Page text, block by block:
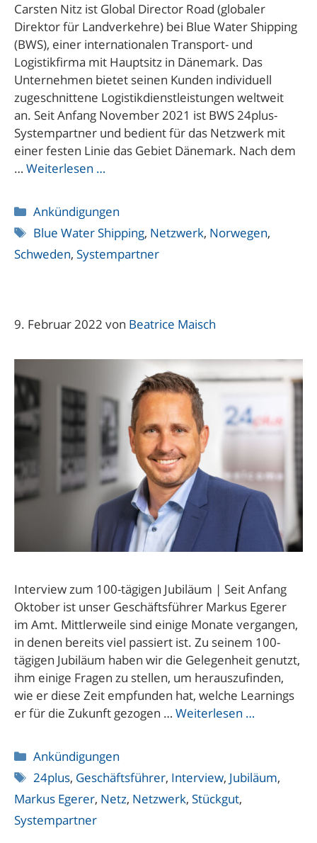
Carsten Nitz ist Global Director Road (globaler
Direktor für Landverkehre) bei Blue Water Shipping
(BWS), einer internationalen Transport- und
Logistikfirma mit Hauptsitz in Dänemark. Das
Unternehmen bietet seinen Kunden individuell
zugeschnittene Logistikdienstleistungen weltweit
an. Seit Anfang November 2021 ist BWS 24plus-
Systempartner und bedient für das Netzwerk mit
einer festen Linie das Gebiet Dänemark. Nach dem
… Weiterlesen …
Kategorien
Ankündigungen
Schlagwörter
Blue Water Shipping, Netzwerk, Norwegen,
Schweden, Systempartner
9. Februar 2022 von Beatrice Maisch
Interview zum 100-tägigen Jubiläum | Seit Anfang
Oktober ist unser Geschäftsführer Markus Egerer
im Amt. Mittlerweile sind einige Monate vergangen,
in denen bereits viel passiert ist. Zu seinem 100-
tägigen Jubiläum haben wir die Gelegenheit genutzt,
ihm einige Fragen zu stellen, um herauszufinden,
wie er diese Zeit empfunden hat, welche Learnings
er für die Zukunft gezogen … Weiterlesen …
Kategorien
Ankündigungen
Schlagwörter
24plus, Geschäftsführer, Interview, Jubiläum,
Markus Egerer, Netz, Netzwerk, Stückgut,
Systempartner